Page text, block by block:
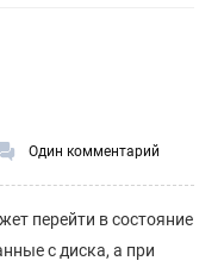
Один комментарий
перейти в состояние
с диска, а при